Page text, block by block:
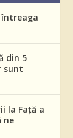
întreaga
din 5
sunt
la Față a
ne